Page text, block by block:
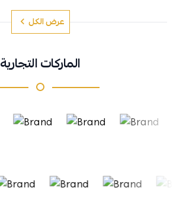
عرض الكل
الماركات التجارية